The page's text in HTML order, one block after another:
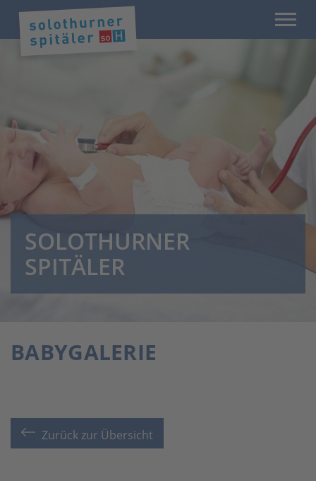
SOLOTHURNER
SPITÄLER
BABYGALERIE
Zurück zur Übersicht